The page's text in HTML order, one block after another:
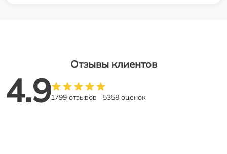
Отзывы клиентов
4.91799 отзывов 5358 оценок